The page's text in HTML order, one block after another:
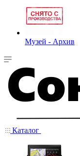
Музей - Архив
Каталог